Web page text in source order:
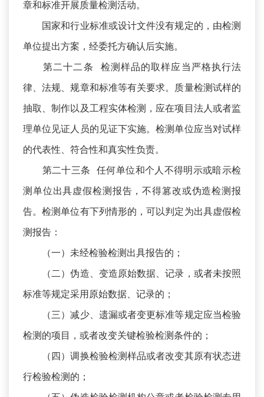
章和标准开展质量检测活动。
国家和行业标准或设计文件没有规定的，由检测
单位提出方案，经委托方确认后实施。
第二十二条 检测样品的取样应当严格执行法
律、法规、规章和标准等有关要求。质量检测试样的
抽取、制作以及工程实体检测，应在项目法人或者监
理单位见证人员的见证下实施。检测单位应当对试样
的代表性、符合性和真实性负责。
第二十三条 任何单位和个人不得明示或暗示检
测单位出具虚假检测报告，不得篡改或伪造检测报
告。检测单位有下列情形的，可以判定为出具虚假检
测报告：
（一）未经检验检测出具报告的；
（二）伪造、变造原始数据、记录，或者未按照
标准等规定采用原始数据、记录的；
（三）减少、遗漏或者变更标准等规定应当检验
检测的项目，或者改变关键检验检测条件的；
（四）调换检验检测样品或者改变其原有状态进
行检验检测的；